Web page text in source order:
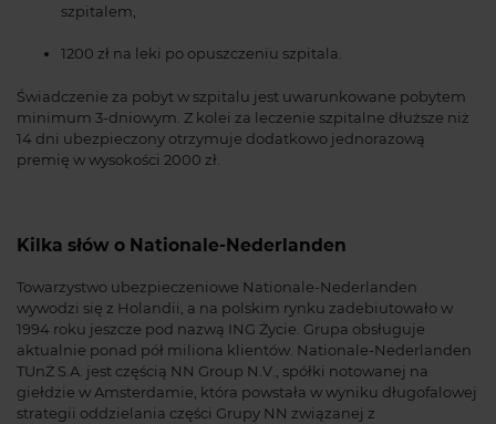
szpitalem,
1200 zł na leki po opuszczeniu szpitala.
Świadczenie za pobyt w szpitalu jest uwarunkowane pobytem
minimum 3-dniowym. Z kolei za leczenie szpitalne dłuższe niż
14 dni ubezpieczony otrzymuje dodatkowo jednorazową
premię w wysokości 2000 zł.
Kilka słów o Nationale-Nederlanden
Towarzystwo ubezpieczeniowe Nationale-Nederlanden
wywodzi się z Holandii, a na polskim rynku zadebiutowało w
1994 roku jeszcze pod nazwą ING Życie. Grupa obsługuje
aktualnie ponad pół miliona klientów. Nationale-Nederlanden
TUnŻ S.A. jest częścią NN Group N.V., spółki notowanej na
giełdzie w Amsterdamie, która powstała w wyniku długofalowej
strategii oddzielania części Grupy NN związanej z